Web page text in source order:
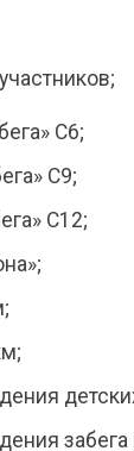
С6;
С9;
С12;
забега